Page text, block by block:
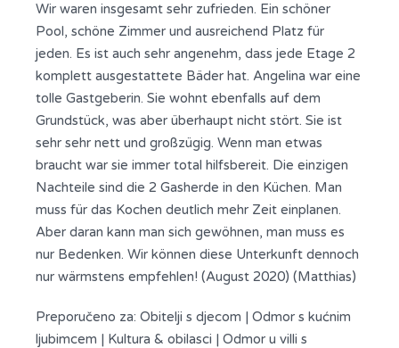
Wir waren insgesamt sehr zufrieden. Ein schöner
Pool, schöne Zimmer und ausreichend Platz für
jeden. Es ist auch sehr angenehm, dass jede Etage 2
komplett ausgestattete Bäder hat. Angelina war eine
tolle Gastgeberin. Sie wohnt ebenfalls auf dem
Grundstück, was aber überhaupt nicht stört. Sie ist
sehr sehr nett und großzügig. Wenn man etwas
braucht war sie immer total hilfsbereit. Die einzigen
Nachteile sind die 2 Gasherde in den Küchen. Man
muss für das Kochen deutlich mehr Zeit einplanen.
Aber daran kann man sich gewöhnen, man muss es
nur Bedenken. Wir können diese Unterkunft dennoch
nur wärmstens empfehlen! (August 2020) (Matthias)
Preporučeno za: Obitelji s djecom | Odmor s kućnim
ljubimcem | Kultura & obilasci | Odmor u villi s